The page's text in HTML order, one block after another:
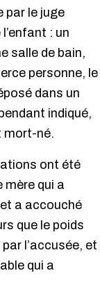
par le juge
: un
salle de bain,
personne, le
dans un
indiqué,
mort-né.
ont été
mère qui a
a accouché
que le poids
l’accusée, et
qui a